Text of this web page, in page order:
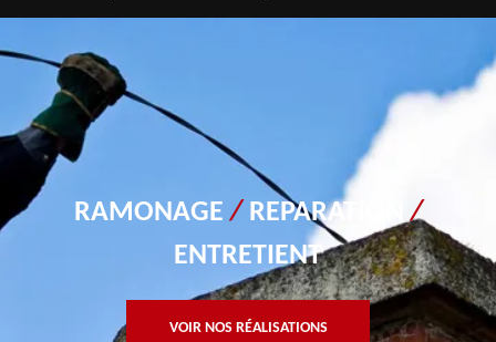
RAMONAGE/ REPARATION/
ENTRETIENT
VOIR NOS RÉALISATIONS